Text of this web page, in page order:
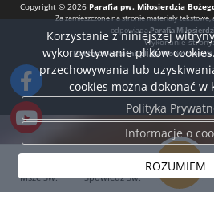
Msze Św. Spowiedź Św.
Copyright © 2026 Parafia pw. Miłosierdzia
Za zamieszczone na stronie materiały
odpowiadaParafia
Wykonanie strony:
BartoszDostatni.pl
Korzystanie z niniejszej
wykorzystywanie plików
przechowywania lub
cookies można dokonać w
Polityka
Informacje o
ROZUMIEM